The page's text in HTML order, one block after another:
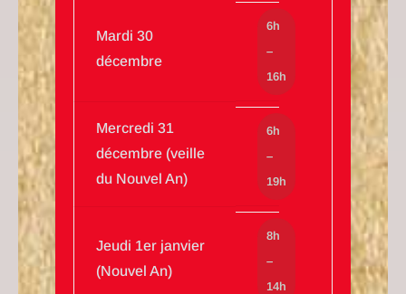
Mardi 30
décembre
6h
–
16h
Mercredi 31
décembre (veille
du Nouvel An)
6h
–
19h
Jeudi 1er janvier
(Nouvel An)
8h
–
14h